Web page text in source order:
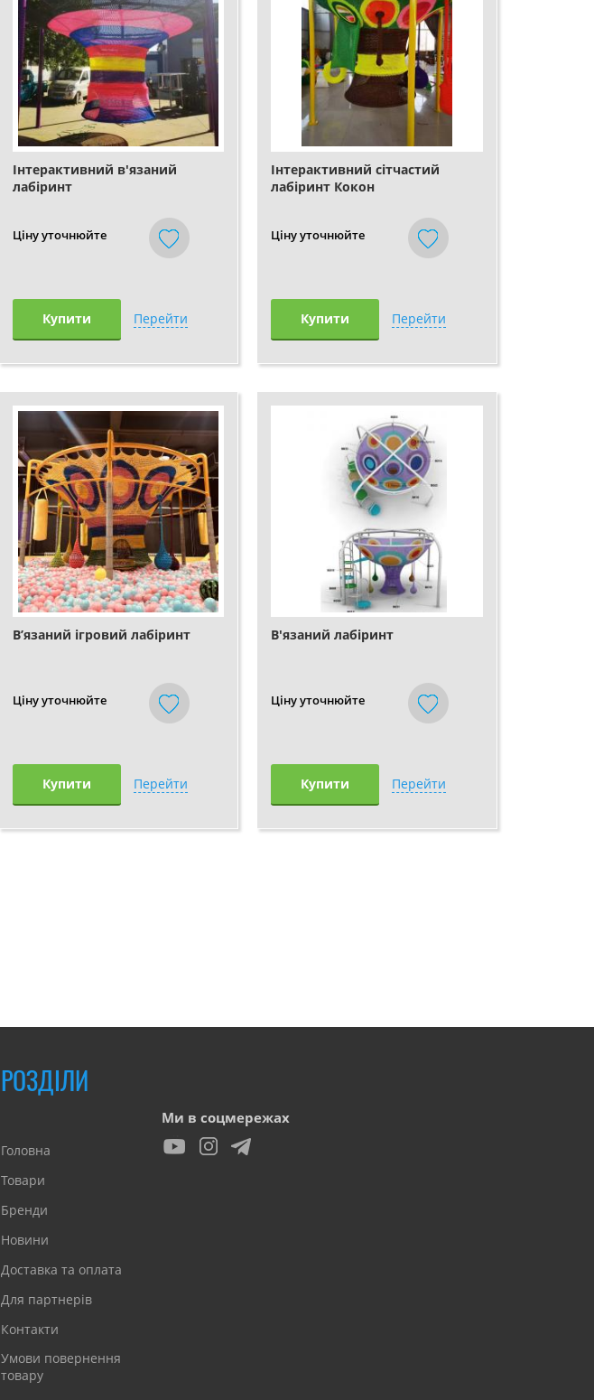
Інтерактивний в'язаний
лабіринт
Ціну уточнюйте
Купити Перейти
Інтерактивний сітчастий
лабіринт Кокон
Ціну уточнюйте
Купити Перейти
В’язаний ігровий лабіринт
Ціну уточнюйте
Купити Перейти
В'язаний лабіринт
Ціну уточнюйте
Купити Перейти
РОЗДІЛИ
Головна
Товари
Бренди
Новини
Доставка та оплата
Для партнерів
Контакти
Умови повернення
товару
Ми в соцмережах